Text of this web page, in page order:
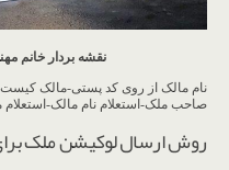
نقشه بردار خانم مهندس
نام مالک از روی کد پستی-مالک
صاحب ملک-استعلام نام مالک-استعلام
روش ارسال لوکیشن ملک